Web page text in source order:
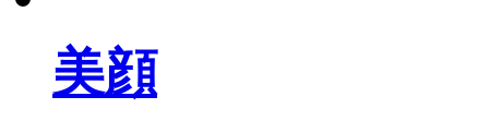
美顔